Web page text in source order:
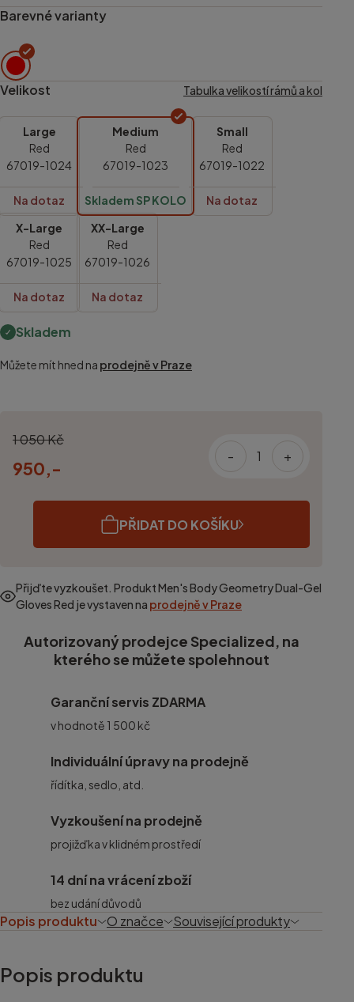
Barevné varianty
Velikost Tabulka velikostí rámů a kol
Large
Red
67019-1024
Na dotaz
Medium
Red
67019-1023
Skladem SP KOLO
Small
Red
67019-1022
Na dotaz
X-Large
Red
67019-1025
Na dotaz
XX-Large
Red
67019-1026
Na dotaz
Skladem
Můžete mít hned na prodejně v Praze
1 050 Kč
950,-
- +
PŘIDAT DO KOŠÍKU
Přijďte vyzkoušet. ProduktMen's Body Geometry Dual-Gel
Gloves Red je vystaven na prodejně v Praze
Autorizovaný prodejce Specialized, na
kterého se můžete spolehnout
Garanční servis ZDARMA
v hodnotě 1 500 kč
Individuální úpravy na prodejně
řídítka, sedlo, atd.
Vyzkoušení na prodejně
projižďka v klidném prostředí
14 dní na vrácení zboží
bez udání důvodů
Popis produktu O značce Související produkty
Popis produktu